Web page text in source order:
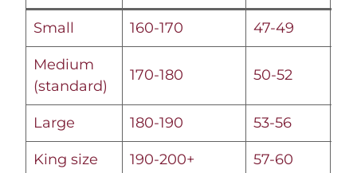
Small 160-170 47-49
Medium
(standard)
170-180 50-52
Large 180-190 53-56
King size 190-200+ 57-60